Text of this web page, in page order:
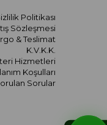
Politikası
Sözleşmesi
& Teslimat
K.V.K.K.
Hizmetleri
Koşulları
Sorular